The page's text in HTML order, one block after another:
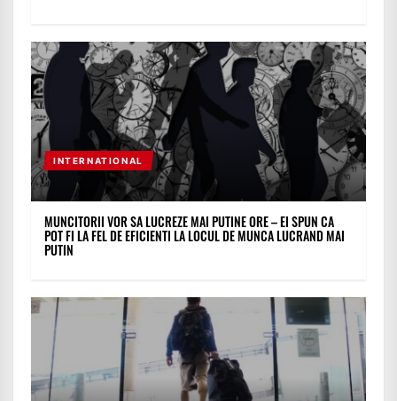
INTERNATIONAL
MUNCITORII VOR SA LUCREZE MAI PUTINE ORE – EI SPUN CA
POT FI LA FEL DE EFICIENTI LA LOCUL DE MUNCA LUCRAND MAI
PUTIN